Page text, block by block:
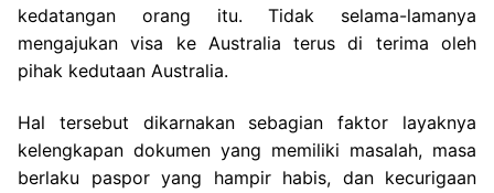
kedatangan orang itu. Tidak selama-lamanya
mengajukan visa ke Australia terus di terima oleh
pihak kedutaan Australia.
Hal tersebut dikarnakan sebagian faktor layaknya
kelengkapan dokumen yang memiliki masalah, masa
berlaku paspor yang hampir habis, dan kecurigaan